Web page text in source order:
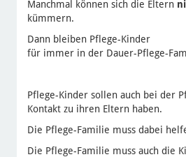
Manchmal können sich die Eltern
kümmern.
Dann bleiben Pflege-Kinder
für immer in der Dauer-Pflege-
Pflege-Kinder sollen auch bei der
Kontakt zu ihren Eltern haben.
Die Pflege-Familie muss dabei
Die Pflege-Familie muss auch die